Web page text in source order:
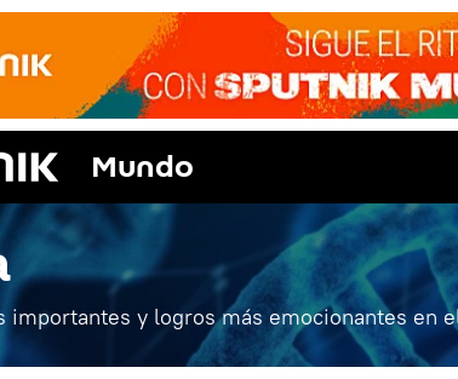
Mundo
importantes y logros más emocionantes en